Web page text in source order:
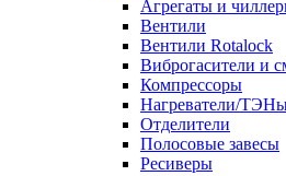
Агрегаты и
Вентили
Вентили Rotalock
Виброгасители и
Компрессоры
Нагреватели/
Отделители
Полосовые завесы
Ресиверы